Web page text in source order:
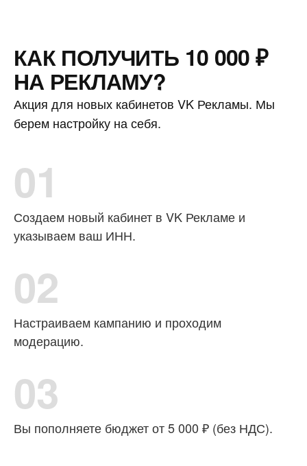
КАК ПОЛУЧИТЬ 10 000 ₽
НА РЕКЛАМУ?
Акция для новых кабинетов VK Рекламы. Мы
берем настройку на себя.
01
Создаем новый кабинет в VK Рекламе и
указываем ваш ИНН.
02
Настраиваем кампанию и проходим
модерацию.
03
Вы пополняете бюджет от 5 000 ₽ (без НДС).